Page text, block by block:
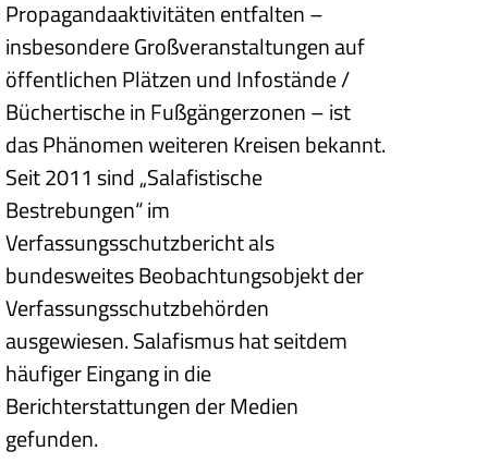
Propagandaaktivitäten entfalten –
insbesondere Großveranstaltungen auf
öffentlichen Plätzen und Infostände /
Büchertische in Fußgängerzonen – ist
das Phänomen weiteren Kreisen bekannt.
Seit 2011 sind „Salafistische
Bestrebungen“ im
Verfassungsschutzbericht als
bundesweites Beobachtungsobjekt der
Verfassungsschutzbehörden
ausgewiesen. Salafismus hat seitdem
häufiger Eingang in die
Berichterstattungen der Medien
gefunden.